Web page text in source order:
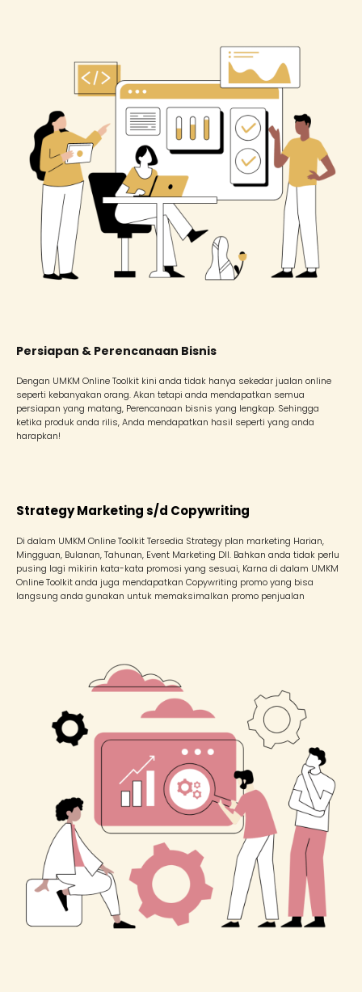
Persiapan & Perencanaan Bisnis
Dengan UMKM Online Toolkit kini anda tidak hanya sekedar jualan online
seperti kebanyakan orang. Akan tetapi anda mendapatkan semua
persiapan yang matang, Perencanaan bisnis yang lengkap. Sehingga
ketika produk anda rilis, Anda mendapatkan hasil seperti yang anda
harapkan!
Strategy Marketing s/d Copywriting
Di dalam UMKM Online Toolkit Tersedia Strategy plan marketing Harian,
Mingguan, Bulanan, Tahunan, Event Marketing Dll. Bahkan anda tidak perlu
pusing lagi mikirin kata-kata promosi yang sesuai, Karna di dalam UMKM
Online Toolkit anda juga mendapatkan Copywriting promo yang bisa
langsung anda gunakan untuk memaksimalkan promo penjualan